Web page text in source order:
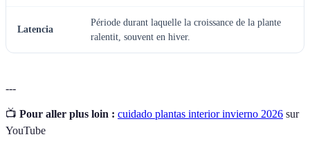
Latencia
Période durant laquelle la croissance de la plante
ralentit, souvent en hiver.
---
📺 Pour aller plus loin : cuidado plantas interior invierno 2026 sur
YouTube